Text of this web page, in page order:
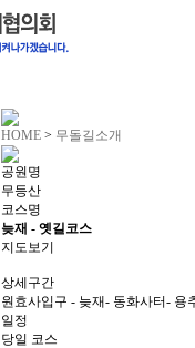
HOME > 무돌길소개
공원명
무등산
코스명
늦재 - 옛길코스
지도보기
상세구간
원효사입구 - 늦재- 동화사터- 용
일정
당일 코스